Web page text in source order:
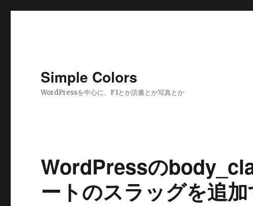
Simple Colors
WordPressを中心に、F1とか読書とか写真とか
WordPressの
ートのスラッグを追